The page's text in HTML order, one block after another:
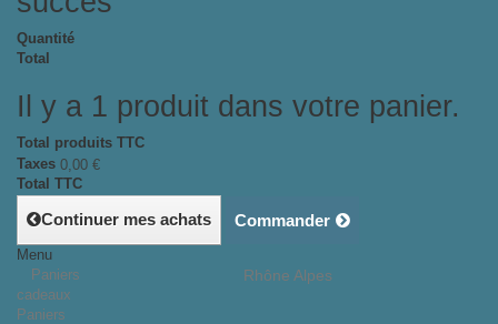
Quantité
Total
Il y a 1 produit dans votre panier.
Total produits TTC
Taxes 0,00 €
Total TTC
Continuer mes achats Commander
Rhône Alpes
Menu
Paniers
cadeaux
Paniers